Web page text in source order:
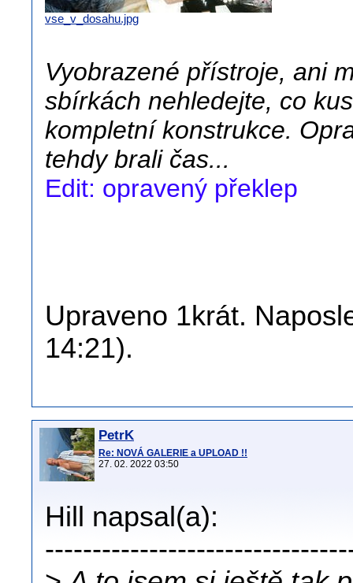
vse_v_dosahu.jpg
Vyobrazené přístroje, ani
sbírkách nehledejte, co
kompletní konstrukce.
tehdy brali čas...
Edit: opravený překlep
Upraveno 1krát.
14:21).
PetrK
Re: NOVÁ GALERIE a UPLOAD !!
27. 02. 2022 03:50
Hill napsal(a):